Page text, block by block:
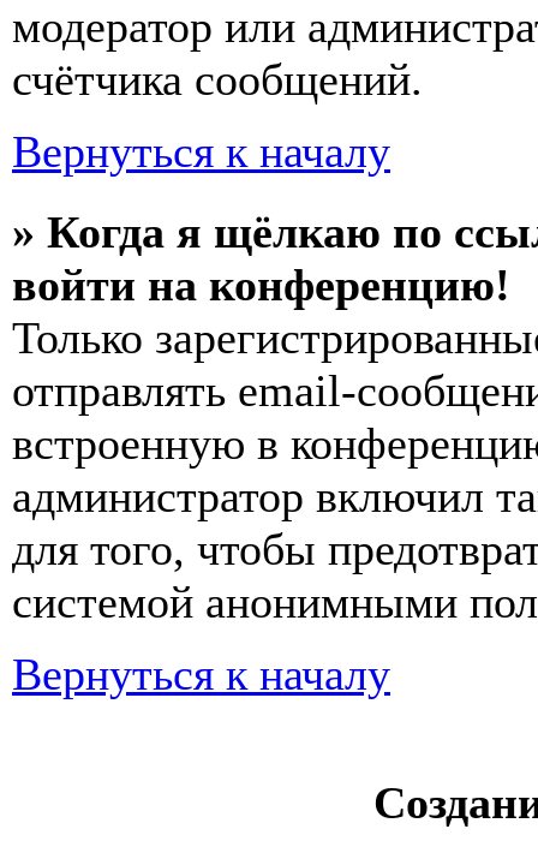
модератор или
счётчика сообщений.
Вернуться к началу
» Когда я щёлкаю по
войти на конференцию!
Только
отправлять email-
встроенную в
администратор включил
для того, чтобы
системой анонимными
Вернуться к началу